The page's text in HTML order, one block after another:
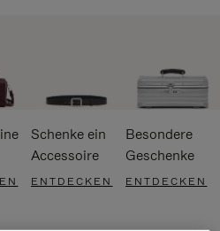
Schenke ein
Accessoire
ENTDECKEN
Besondere
Geschenke
ENTDECKEN